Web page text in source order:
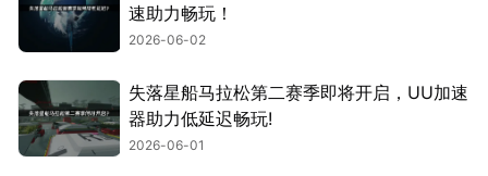
速助力畅玩！
2026-06-02
失落星船马拉松第二赛季即将开启，UU加速
器助力低延迟畅玩!
2026-06-01